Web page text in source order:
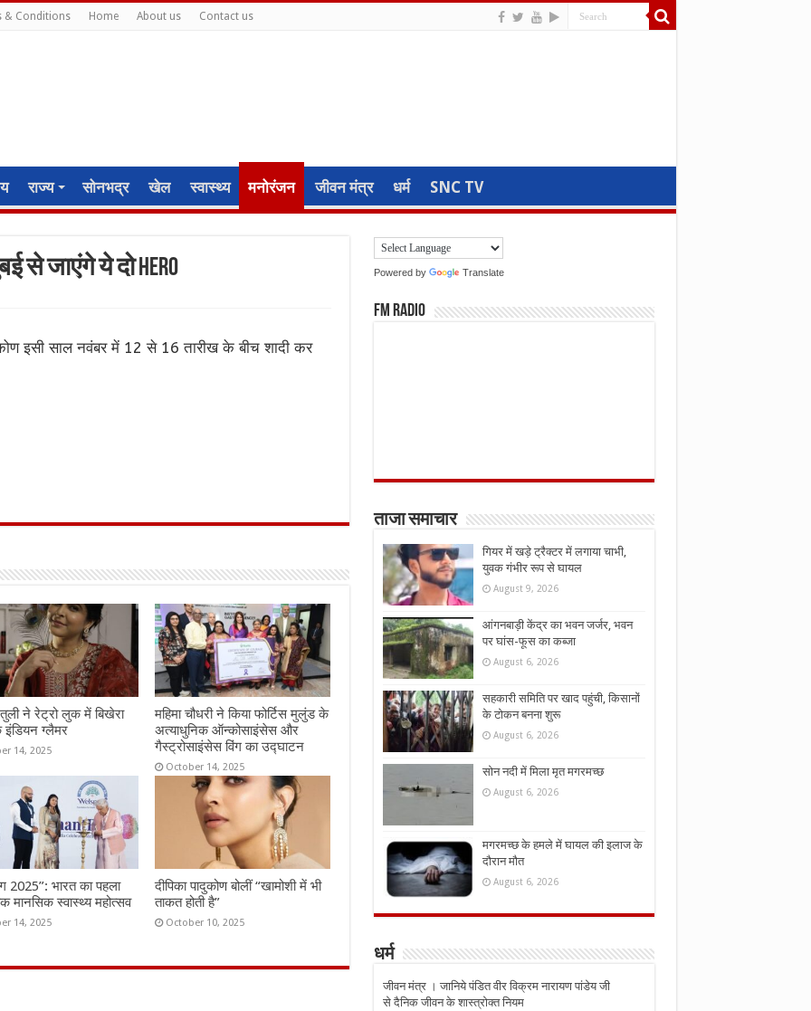
& Conditions Home About us Contact us
राज्य सोनभद्र खेल स्वास्थ्य मनोरंजन जीवन मंत्र धर्म SNC TV
से जाएंगे ये दो HERO
इसी साल नवंबर में 12 से 16 तारीख के बीच शादी कर
तुली ने रेट्रो लुक में बिखेरा
इंडियन ग्लैमर
14, 2025
महिमा चौधरी ने किया फोर्टिस मुलुंड के
अत्याधुनिक ऑन्कोसाइंसेस और
गैस्ट्रोसाइंसेस विंग का उद्घाटन
October 14, 2025
2025”: भारत का पहला
मानसिक स्वास्थ्य महोत्सव
14, 2025
दीपिका पादुकोण बोलीं “खामोशी में भी
ताकत होती है”
October 10, 2025
Powered by Translate
FM Radio
ताजा समाचार
गियर में खड़े ट्रैक्टर में लगाया चाभी,
युवक गंभीर रूप से घायल
August 9, 2026
आंगनबाड़ी केंद्र का भवन जर्जर, भवन
पर घांस-फूस का कब्जा
August 6, 2026
सहकारी समिति पर खाद पहुंची, किसानों
के टोकन बनना शुरू
August 6, 2026
सोन नदी में मिला मृत मगरमच्छ
August 6, 2026
मगरमच्छ के हमले में घायल की इलाज के
दौरान मौत
August 6, 2026
धर्म
जीवन मंत्र । जानिये पंडित वीर विक्रम नारायण पांडेय जी
से दैनिक जीवन के शास्त्रोक्त नियम